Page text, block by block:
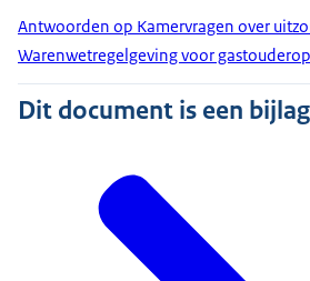
Antwoorden op Kamervragen over
Warenwetregelgeving voor
Dit document is een